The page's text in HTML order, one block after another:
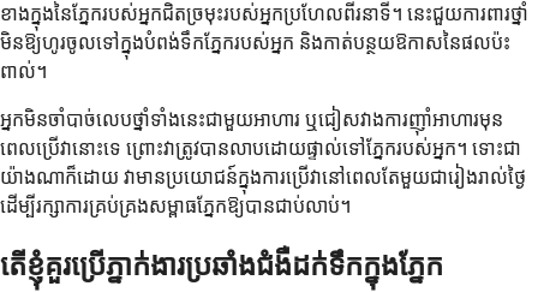
ខាងក្នុងនៃភ្នែករបស់អ្នកជិតច្រមុះរបស់អ្នកប្រហែលពីរនាទី។ នេះជួយការពារថ្នាំ
មិនឱ្យហូរចូលទៅក្នុងបំពង់ទឹកភ្នែករបស់អ្នក និងកាត់បន្ថយឱកាសនៃផលប៉ះ
ពាល់។
អ្នកមិនចាំបាច់លេបថ្នាំទាំងនេះជាមួយអាហារ ឬជៀសវាងការញ៉ាំអាហារមុន
ពេលប្រើវានោះទេ ព្រោះវាត្រូវបានលាបដោយផ្ទាល់ទៅភ្នែករបស់អ្នក។ ទោះជា
យ៉ាងណាក៏ដោយ វាមានប្រយោជន៍ក្នុងការប្រើវានៅពេលតែមួយជារៀងរាល់ថ្ងៃ
ដើម្បីរក្សាការគ្រប់គ្រងសម្ពាធភ្នែកឱ្យបានជាប់លាប់។
តើខ្ញុំគួរប្រើភ្នាក់ងារប្រឆាំងជំងឺដក់ទឹកក្នុងភ្នែក